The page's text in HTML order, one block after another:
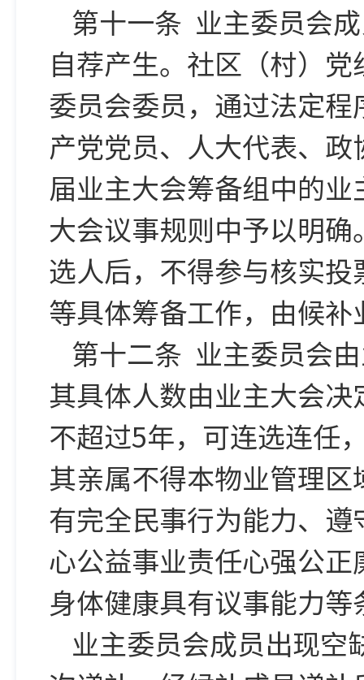
第十一条 业主委员会
自荐产生。社区（村）
委员会委员，通过法定
产党党员、人大代表、
届业主大会筹备组中的
大会议事规则中予以明
选人后，不得参与核实
等具体筹备工作，由候
第十二条 业主委员会
其具体人数由业主大会
不超过5年，可连选连任
其亲属不得本物业管理
有完全民事行为能力、
心公益事业责任心强公
身体健康具有议事能力等
业主委员会成员出现空